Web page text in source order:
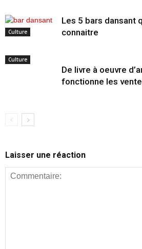
Culture
Les 5 bars dansant
connaitre
Culture
De livre à oeuvre
fonctionne les
Laisser une réaction